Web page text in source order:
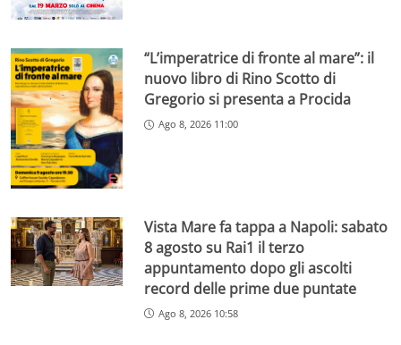
“L’imperatrice di fronte al mare”: il
nuovo libro di Rino Scotto di
Gregorio si presenta a Procida
Ago 8, 2026 11:00
Vista Mare fa tappa a Napoli: sabato
8 agosto su Rai1 il terzo
appuntamento dopo gli ascolti
record delle prime due puntate
Ago 8, 2026 10:58